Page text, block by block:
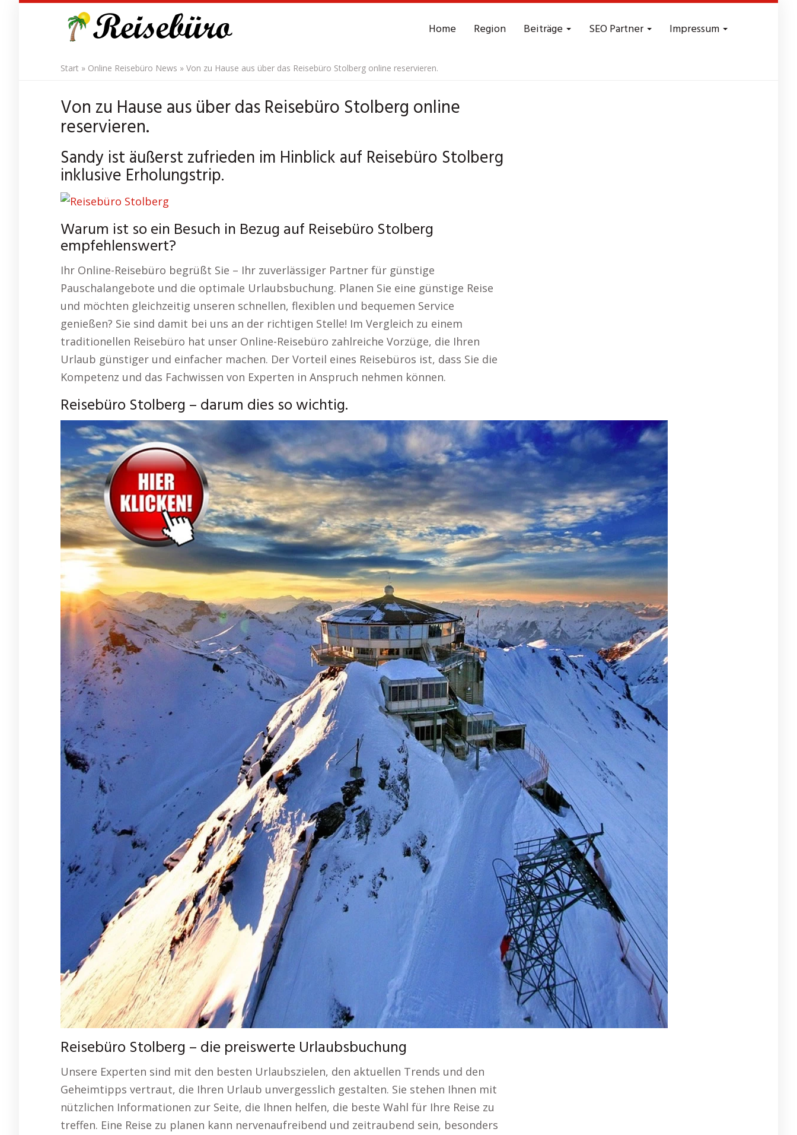
Home Region Beiträge SEO Partner Impressum
Start » Online Reisebüro News » Von zu Hause aus über das Reisebüro Stolberg online reservieren.
Von zu Hause aus über das Reisebüro Stolberg online
reservieren.
Sandy ist äußerst zufrieden im Hinblick auf Reisebüro Stolberg
inklusive Erholungstrip.
Warum ist so ein Besuch in Bezug auf Reisebüro Stolberg
empfehlenswert?
Ihr Online-Reisebüro begrüßt Sie – Ihr zuverlässiger Partner für günstige
Pauschalangebote und die optimale Urlaubsbuchung. Planen Sie eine günstige Reise
und möchten gleichzeitig unseren schnellen, flexiblen und bequemen Service
genießen? Sie sind damit bei uns an der richtigen Stelle! Im Vergleich zu einem
traditionellen Reisebüro hat unser Online-Reisebüro zahlreiche Vorzüge, die Ihren
Urlaub günstiger und einfacher machen. Der Vorteil eines Reisebüros ist, dass Sie die
Kompetenz und das Fachwissen von Experten in Anspruch nehmen können.
Reisebüro Stolberg – darum dies so wichtig.
Reisebüro Stolberg – die preiswerte Urlaubsbuchung
Unsere Experten sind mit den besten Urlaubszielen, den aktuellen Trends und den
Geheimtipps vertraut, die Ihren Urlaub unvergesslich gestalten. Sie stehen Ihnen mit
nützlichen Informationen zur Seite, die Ihnen helfen, die beste Wahl für Ihre Reise zu
treffen. Eine Reise zu planen kann nervenaufreibend und zeitraubend sein, besonders